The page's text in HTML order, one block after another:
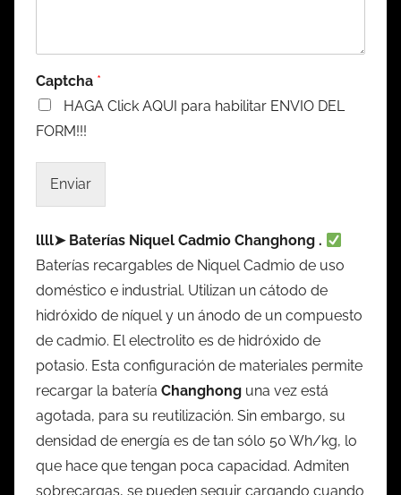
Captcha *
HAGA Click AQUI para habilitar ENVIO DEL
FORM!!!
Enviar
llll➤ Baterías Niquel Cadmio Changhong .
Baterías recargables de Niquel Cadmio de uso
doméstico e industrial. Utilizan un cátodo de
hidróxido de níquel y un ánodo de un compuesto
de cadmio. El electrolito es de hidróxido de
potasio. Esta configuración de materiales permite
recargar la batería Changhong una vez está
agotada, para su reutilización. Sin embargo, su
densidad de energía es de tan sólo 50 Wh/kg, lo
que hace que tengan poca capacidad. Admiten
sobrecargas, se pueden seguir cargando cuando